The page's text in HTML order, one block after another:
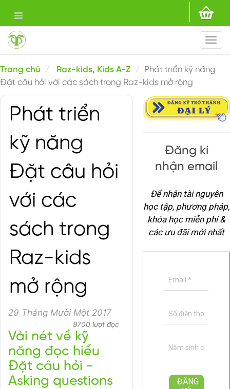
Trang chủ Raz-kids, Kids A-Z
Phát triển kỹ năng
Đặt câu hỏi với các sách trong Raz-kids mở rộng
Phát triển
kỹ năng
Đặt câu hỏi
với các
sách trong
Raz-kids
mở rộng
29 Tháng Mười Một 2017
9700 lượt đọc
Vài nét về kỹ
năng đọc hiểu
Đặt câu hỏi -
Asking questions
Đăng kí
nhận email
Để nhận tài nguyên
học tập, phương pháp,
khóa học miễn phí &
các ưu đãi mới nhất